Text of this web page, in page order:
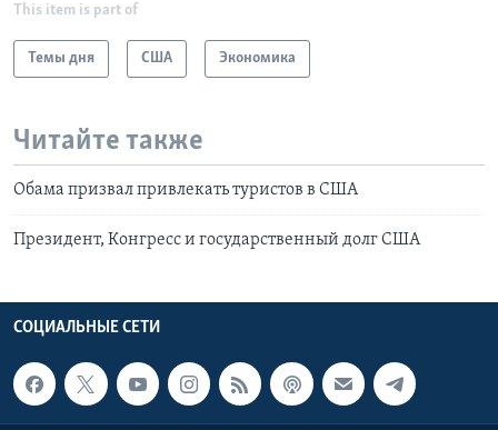
This item is part of
Темы дня США Экономика
Читайте также
Обама призвал привлекать туристов в США
Президент, Конгресс и государственный долг США
СОЦИАЛЬНЫЕ СЕТИ